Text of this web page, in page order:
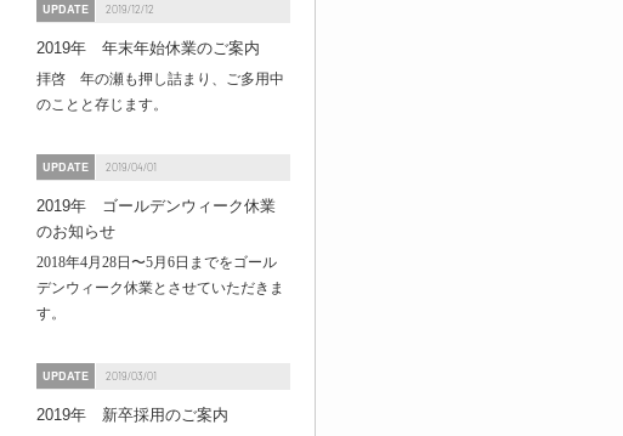
UPDATE 2019/12/12
2019年 年末年始休業のご案内
拝啓 年の瀬も押し詰まり、ご多用中
のことと存じます。
UPDATE 2019/04/01
2019年 ゴールデンウィーク休業
のお知らせ
2018年4月28日〜5月6日までをゴール
デンウィーク休業とさせていただきま
す。
UPDATE 2019/03/01
2019年 新卒採用のご案内